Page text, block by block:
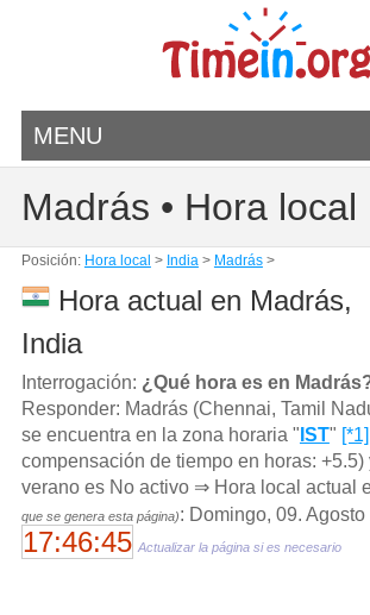
MENU
Madrás • Hora local
Posición: Hora local > India> Madrás>
Hora actual en Madrás,
India
Interrogación: ¿Qué hora es en
Responder: Madrás (Chennai, Tamil
se encuentra en la zona horaria " IST" [*1]
compensación de tiempo en horas: +5.5)
verano es No activo ⇒ Hora local actual
que se genera esta página): Domingo, 09. Agosto
17:46:45 Actualizar la página si es necesario